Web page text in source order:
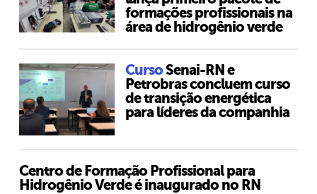
formações profissionais na
área de hidrogênio verde
CursoSenai-RN e
Petrobras concluem curso
de transição energética
para líderes da companhia
Centro de Formação Profissional para
Hidrogênio Verde é inaugurado no RN